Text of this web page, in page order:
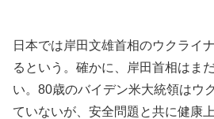
日本では岸田文雄首相のウクライ
るという。確かに、岸田首相はま
い。80歳のバイデン米大統領はウ
ていないが、安全問題と共に健康